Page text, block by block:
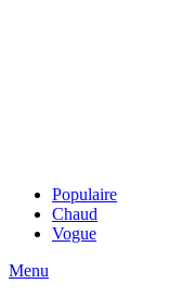
Populaire
Chaud
Vogue
Menu